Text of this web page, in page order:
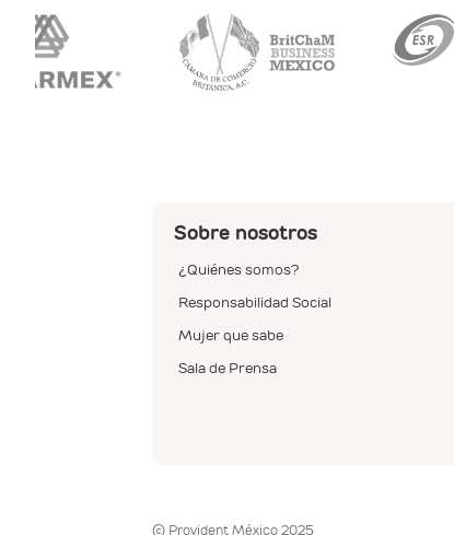
Sobre nosotros
¿Quiénes somos?
Responsabilidad Social
Mujer que sabe
Sala de Prensa
© Provident México 2025